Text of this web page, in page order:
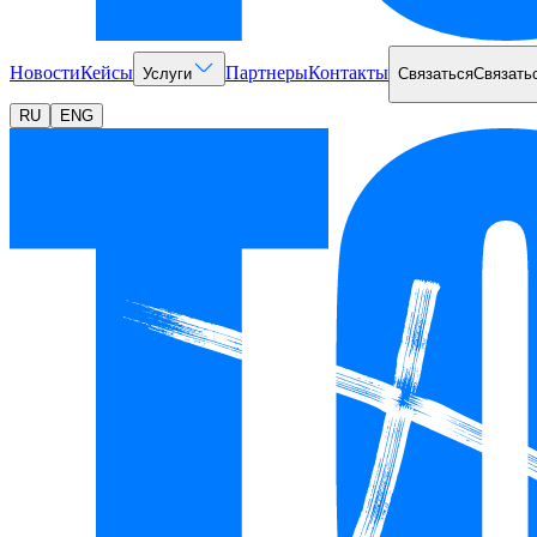
НовостиКейсы Услуги ПартнерыКонтакты Связаться
RU ENG